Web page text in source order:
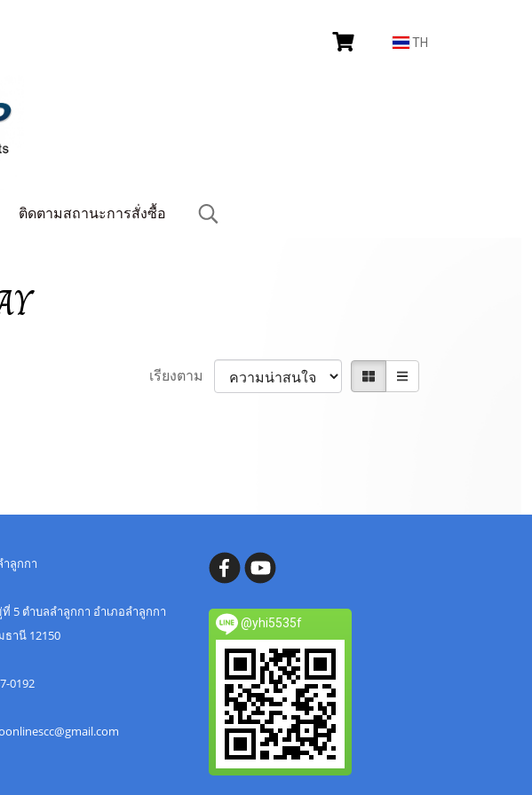
TH
ติดตามสถานะการสั่งซื้อ
เรียงตาม
ลูกกา
5 ตำบลลำลูกกา อำเภอลำลูกกา
านี 12150
0192
@yhi5535f